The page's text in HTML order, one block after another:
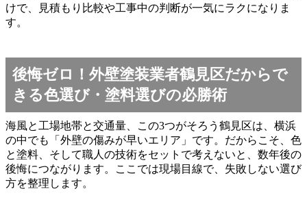
けで、見積もり比較や工事中の判断が一気にラクになりま
す。
後悔ゼロ！外壁塗装業者鶴見区だからで
きる色選び・塗料選びの必勝術
海風と工場地帯と交通量、この3つがそろう鶴見区は、横浜
の中でも「外壁の傷みが早いエリア」です。だからこそ、色
と塗料、そして職人の技術をセットで考えないと、数年後の
後悔につながります。ここでは現場目線で、失敗しない選び
方を整理します。